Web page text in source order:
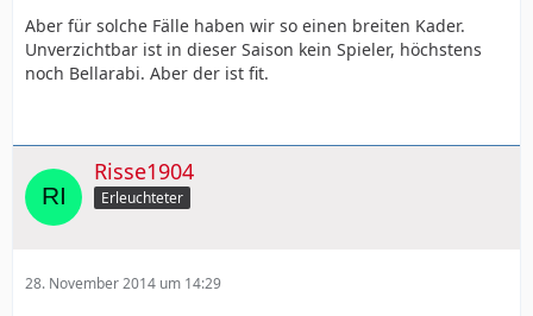
Aber für solche Fälle haben wir so einen breiten Kader.
Unverzichtbar ist in dieser Saison kein Spieler, höchstens
noch Bellarabi. Aber der ist fit.
Risse1904
Erleuchteter
28. November 2014 um 14:29